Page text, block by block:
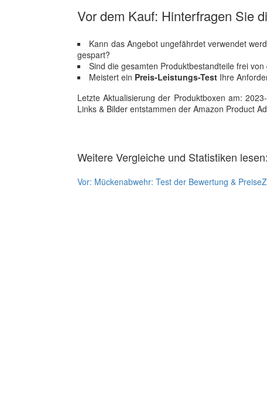
Vor dem Kauf: Hinterfragen Sie
Kann das Angebot ungefährdet verwendet
gespart?
Sind die gesamten Produktbestandteile frei
Meistert ein Preis-Leistungs-Test Ihre
Letzte Aktualisierung der Produktboxen am:
Links & Bilder entstammen der Amazon Product
Weitere Vergleiche und Statistiken lesen:
Vor: Mückenabwehr: Test der Bewertung & Preise